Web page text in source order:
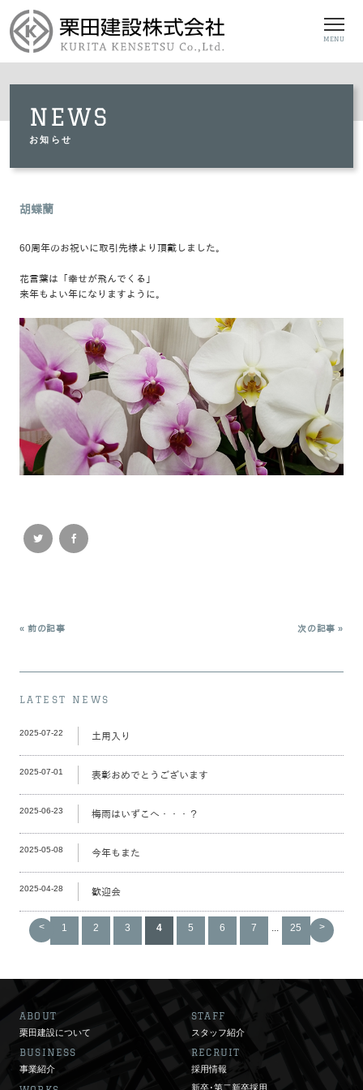
MENU
NEWS
お知らせ
胡蝶蘭
60周年のお祝いに取引先様より頂戴しました。
花言葉は「幸せが飛んでくる」
来年もよい年になりますように。
« 前の記事 次の記事 »
LATEST NEWS
2025-07-22 土用入り
2025-07-01 表彰おめでとうございます
2025-06-23 梅雨はいずこへ・・・？
2025-05-08 今年もまた
2025-04-28 歓迎会
< 1 2 3 4 5 6 7 ... 25 >
ABOUT STAFF
栗田建設について スタッフ紹介
BUSINESS RECRUIT
事業紹介 採用情報
新卒･第二新卒採用